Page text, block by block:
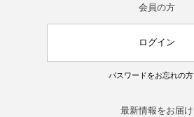
会員の方
ログイン
パスワードをお忘れの方
最新情報をお届け